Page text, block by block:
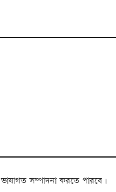
সম্পাদনা করতে পারবে।